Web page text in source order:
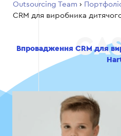
Outsourcing Team ›
CRM для виробника
Впровадження CRM для